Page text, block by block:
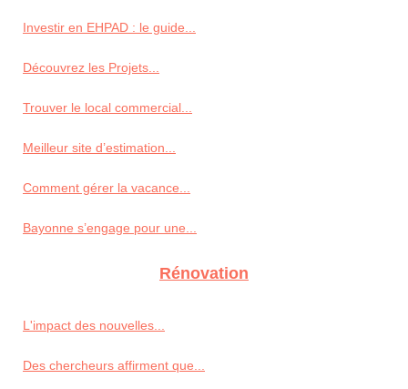
Investir en EHPAD : le guide...
Découvrez les Projets...
Trouver le local commercial...
Meilleur site d’estimation...
Comment gérer la vacance...
Bayonne s’engage pour une...
Rénovation
L'impact des nouvelles...
Des chercheurs affirment que...